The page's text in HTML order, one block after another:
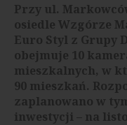
Przy ul.
osiedle Wzgórze
Euro Styl z Grupy
obejmuje 10
mieszkalnych, w
90 mieszkań.
zaplanowano w
inwestycji – na